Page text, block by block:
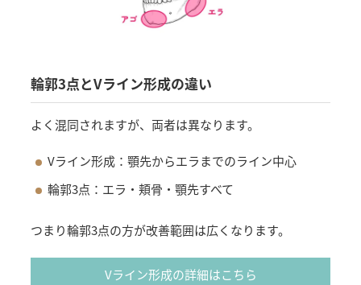
輪郭3点とVライン形成の違い
よく混同されますが、両者は異なります。
Vライン形成：顎先からエラまでのライン中心
輪郭3点：エラ・頬骨・顎先すべて
つまり輪郭3点の方が改善範囲は広くなります。
Vライン形成の詳細はこちら